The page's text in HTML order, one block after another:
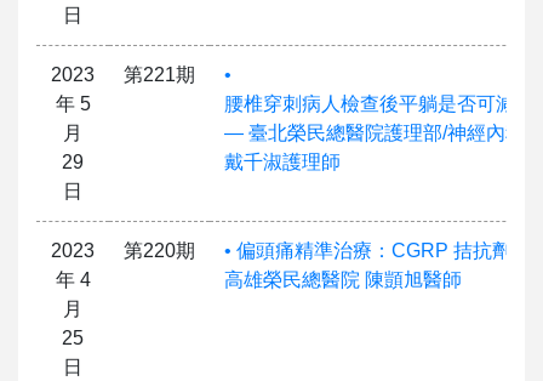
日
2023
年 5
月
29
日
第221期
•
腰椎穿刺病人檢查後平躺是否可減少
— 臺北榮民總醫院護理部/神經內科
戴千淑護理師
2023
年 4
月
25
日
第220期
• 偏頭痛精準治療：CGRP 拮抗劑 —
高雄榮民總醫院 陳顗旭醫師